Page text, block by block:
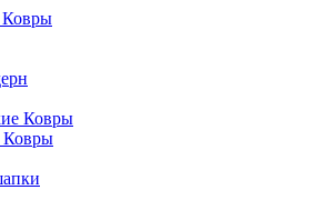
Ковры
Ковры
Ковры